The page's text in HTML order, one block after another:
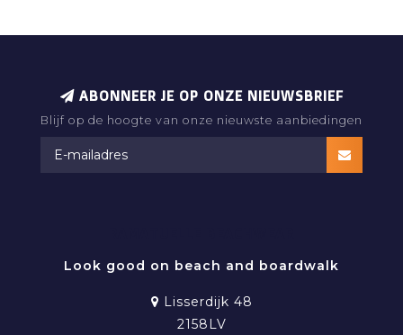
ABONNEER JE OP ONZE NIEUWSBRIEF
Blijf op de hoogte van onze nieuwste aanbiedingen
Look good on beach and boardwalk
Lisserdijk 48
2158LV